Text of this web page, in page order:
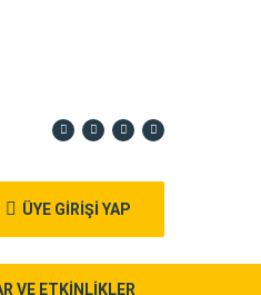
ÜYE GİRİŞİ YAP
VE ETKİNLİKLER